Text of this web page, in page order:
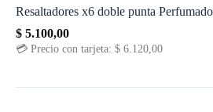
Resaltadores x6 doble punta
$ 5.100,00
💳 Precio con tarjeta: $ 6.120,00